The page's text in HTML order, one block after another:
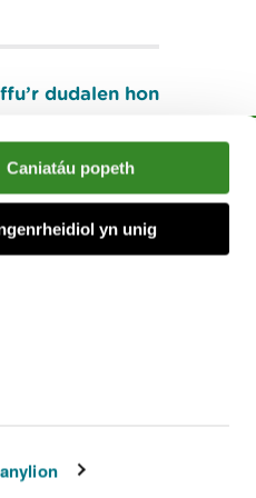
Caniatáu popeth
yn unig
dudalen hon
I fyny
Naturiol Cymru